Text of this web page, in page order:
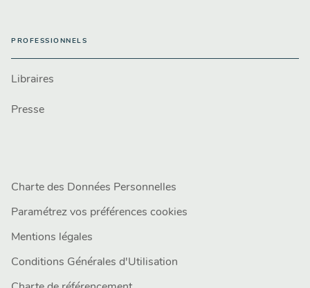
PROFESSIONNELS
Libraires
Presse
Charte des Données Personnelles
Paramétrez vos préférences cookies
Mentions légales
Conditions Générales d'Utilisation